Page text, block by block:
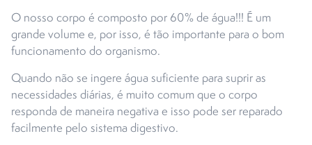
O nosso corpo é composto por 60% de água!!! É um
grande volume e, por isso, é tão importante para o bom
funcionamento do organismo.
Quando não se ingere água suficiente para suprir as
necessidades diárias, é muito comum que o corpo
responda de maneira negativa e isso pode ser reparado
facilmente pelo sistema digestivo.